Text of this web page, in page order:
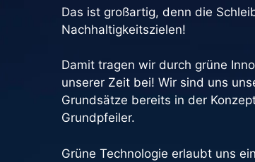
Das ist großartig, denn die
Nachhaltigkeitszielen!
Damit tragen wir durch grüne
unserer Zeit bei! Wir sind uns
Grundsätze bereits in der
Grundpfeiler.
Grüne Technologie erlaubt uns